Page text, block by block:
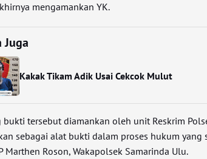
mengamankan YK.
Juga
Kakak Tikam Adik Usai Cekcok Mulut
bukti tersebut diamankan oleh unit Reskrim
sebagai alat bukti dalam proses hukum yang
Marthen Roson, Wakapolsek Samarinda Ulu.